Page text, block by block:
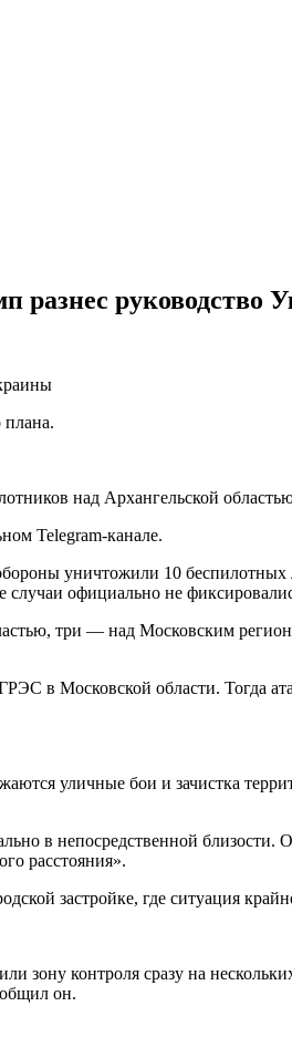
разнес руководство
над Архангельской
Telegram-канале.
уничтожили 10
случаи официально не
три — над Московским
в Московской области. Тогда
уличные бои и зачистка
в непосредственной
расстояния».
застройке, где ситуация
зону контроля сразу на
он.